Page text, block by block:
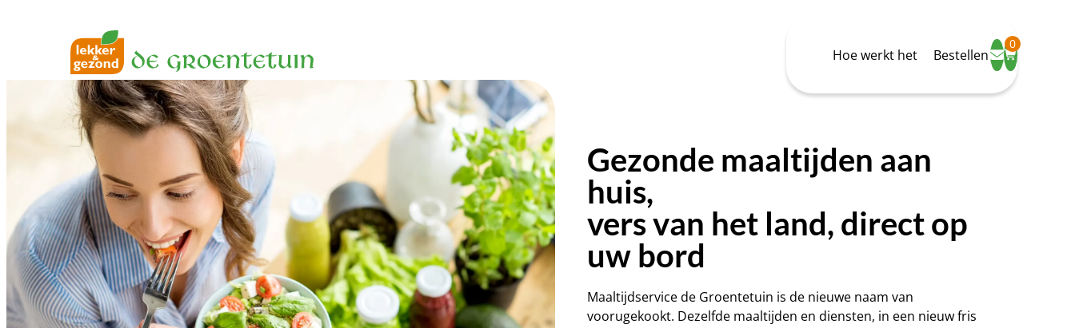
Hoe werkt het Bestellen
0
Gezonde maaltijden aan
huis,
vers van het land, direct op
uw bord
Maaltijdservice de Groentetuin is de nieuwe naam van
voorugekookt. Dezelfde maaltijden en diensten, in een nieuw fris